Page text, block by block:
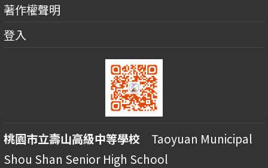
著作權聲明
登入
桃園市立壽山高級中等學校 Taoyuan Municipal
Shou Shan Senior High School